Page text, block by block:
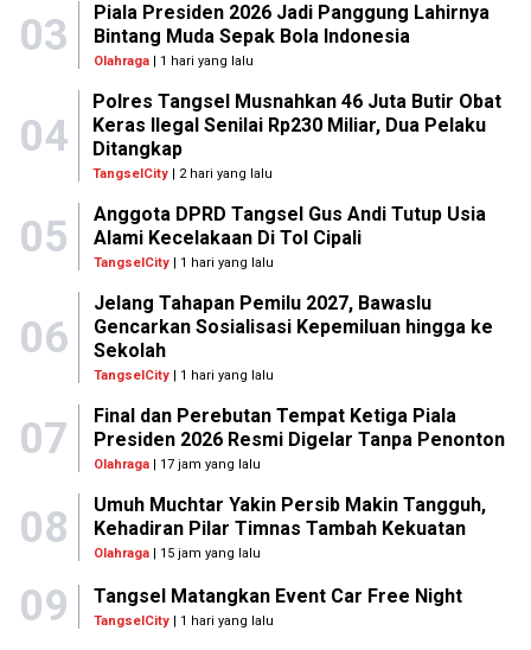
03
Piala Presiden 2026 Jadi Panggung Lahirnya
Bintang Muda Sepak Bola Indonesia
Olahraga| 1 hari yang lalu
04
Polres Tangsel Musnahkan 46 Juta Butir Obat
Keras Ilegal Senilai Rp230 Miliar, Dua Pelaku
Ditangkap
TangselCity | 2 hari yang lalu
05
Anggota DPRD Tangsel Gus Andi Tutup Usia
Alami Kecelakaan Di Tol Cipali
TangselCity| 1 hari yang lalu
06
Jelang Tahapan Pemilu 2027, Bawaslu
Gencarkan Sosialisasi Kepemiluan hingga ke
Sekolah
TangselCity| 1 hari yang lalu
07
Final dan Perebutan Tempat Ketiga Piala
Presiden 2026 Resmi Digelar Tanpa Penonton
Olahraga| 17 jam yang lalu
08
Umuh Muchtar Yakin Persib Makin Tangguh,
Kehadiran Pilar Timnas Tambah Kekuatan
Olahraga| 15 jam yang lalu
09 Tangsel Matangkan Event Car Free Night
TangselCity | 1 hari yang lalu